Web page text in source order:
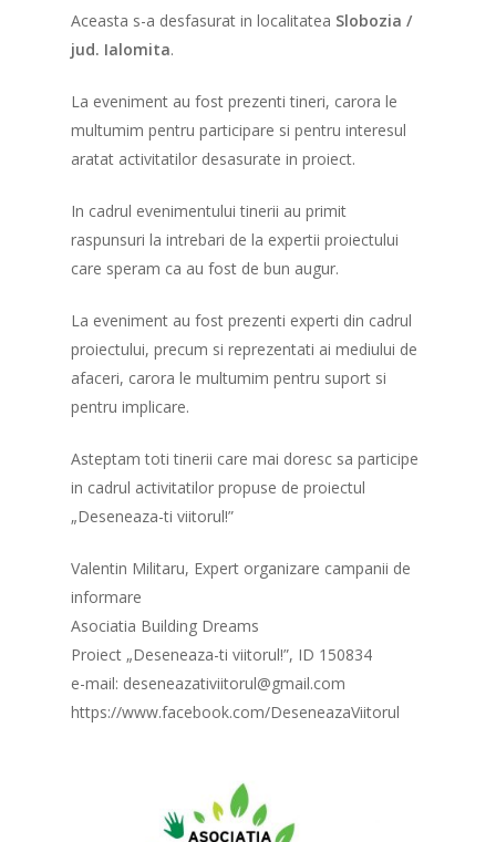
Aceasta s-a desfasurat in localitatea Slobozia /
jud. Ialomita.
La eveniment au fost prezenti tineri, carora le
multumim pentru participare si pentru interesul
aratat activitatilor desasurate in proiect.
In cadrul evenimentului tinerii au primit
raspunsuri la intrebari de la expertii proiectului
care speram ca au fost de bun augur.
La eveniment au fost prezenti experti din cadrul
proiectului, precum si reprezentati ai mediului de
afaceri, carora le multumim pentru suport si
pentru implicare.
Asteptam toti tinerii care mai doresc sa participe
in cadrul activitatilor propuse de proiectul
„Deseneaza-ti viitorul!”
Valentin Militaru, Expert organizare campanii de
informare
Asociatia Building Dreams
Proiect „Deseneaza-ti viitorul!”, ID 150834
e-mail: deseneazativiitorul@gmail.com
https://www.facebook.com/DeseneazaViitorul